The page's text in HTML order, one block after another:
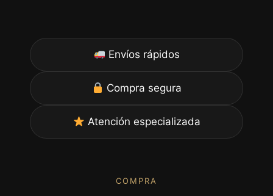
Envíos rápidos
Compra segura
Atención especializada
COMPRA